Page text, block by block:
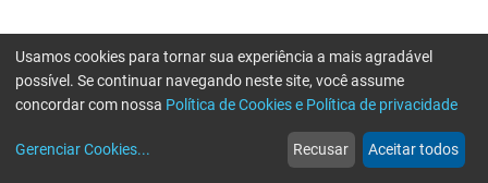
web
Notícias
more_horiz
Mais
Usamos cookies para tornar sua experiência a mais agradável
possível. Se continuar navegando neste site, você assume
concordar com nossa Política de Cookies e Política de privacidade
Gerenciar Cookies... Recusar Aceitar todos
Erro ao enviar informações, por favor tente novamente